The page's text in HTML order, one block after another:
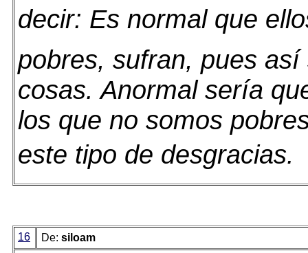
decir: Es normal que
pobres, sufran, pues así
cosas. Anormal sería
los que no somos
este tipo de desgracias.
16 De: siloam